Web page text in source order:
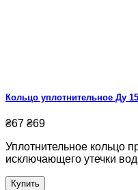
Кольцо уплотнительное Ду
₴67 ₴69
Уплотнительное кольцо
исключающего утечки
Купить